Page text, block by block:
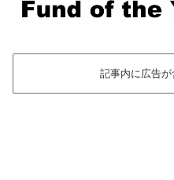
記事内に広告が